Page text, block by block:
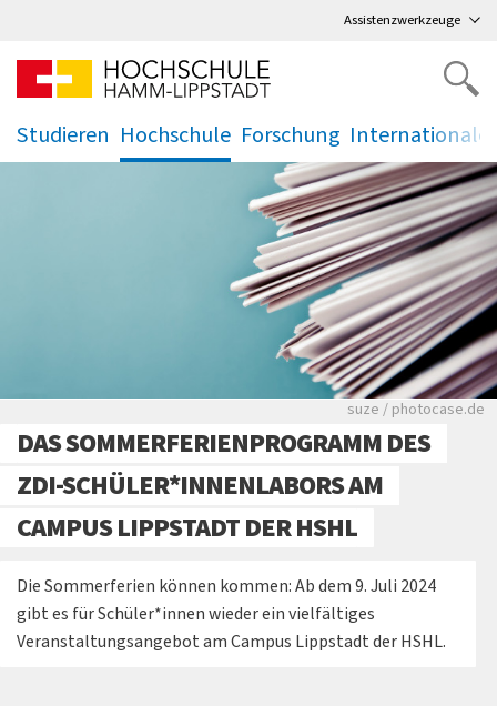
Assistenzwerkzeuge
Studieren
.
Hochschule
.
Forschung
. .
Viele Zeitungen.
suze / photocase.de
DAS SOMMERFERIENPROGRAMM DES
ZDI-SCHÜLER*INNENLABORS AM
CAMPUS LIPPSTADT DER HSHL
Die Sommerferien können kommen: Ab dem 9. Juli 2024
gibt es für Schüler*innen wieder ein vielfältiges
Veranstaltungsangebot am Campus Lippstadt der HSHL.